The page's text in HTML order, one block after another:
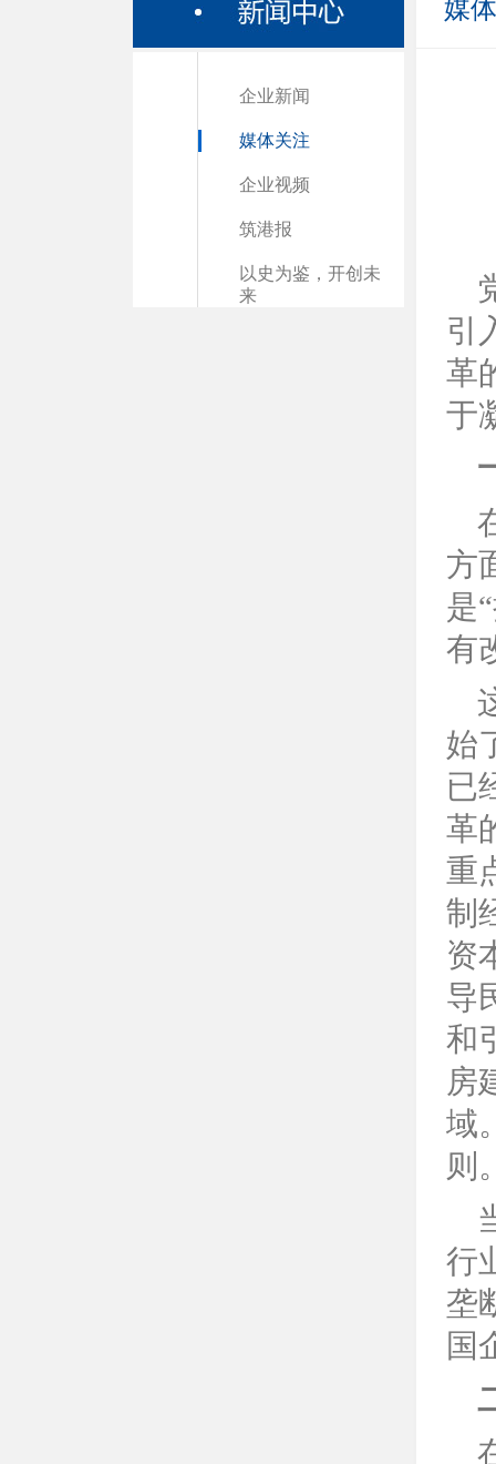
企业新闻
媒体关注
企业视频
筑港报
以史为鉴，开创未
来
媒
引
革
于
方
是“
有
始
已
革
重
制
资
导
和
房
域
则
行
垄
国